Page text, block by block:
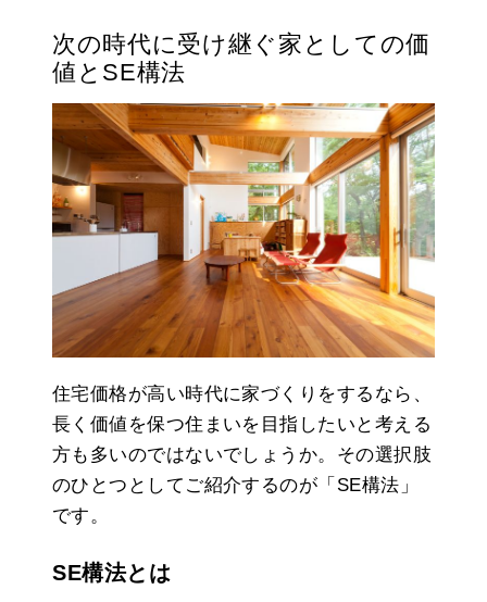
次の時代に受け継ぐ家としての価
値とSE構法
住宅価格が高い時代に家づくりをするなら、
長く価値を保つ住まいを目指したいと考える
方も多いのではないでしょうか。その選択肢
のひとつとしてご紹介するのが「SE構法」
です。
SE構法とは